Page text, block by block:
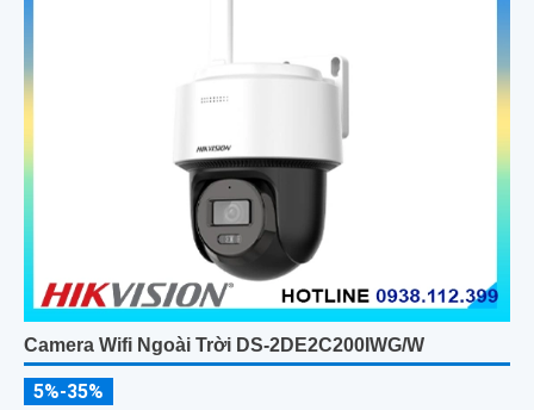
Camera Wifi Ngoài Trời DS-2DE2C200IWG/W
5%-35%